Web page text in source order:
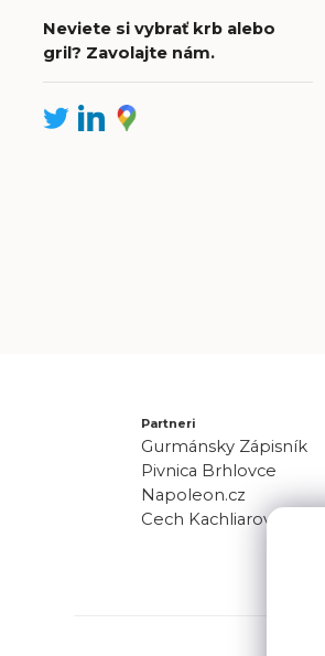
Neviete si vybrať krb alebo
gril? Zavolajte nám.
Partneri
Gurmánsky Zápisník
Pivnica Brhlovce
Napoleon.cz
Cech Kachliarov